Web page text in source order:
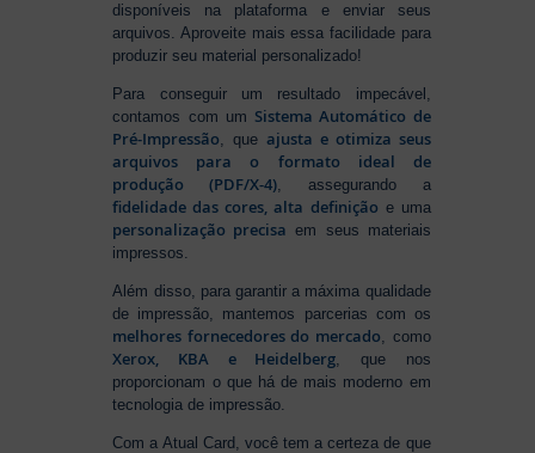
disponíveis na plataforma e enviar seus
arquivos. Aproveite mais essa facilidade para
produzir seu material personalizado!
Para conseguir um resultado impecável,
contamos com um Sistema Automático de
Pré-Impressão, queajusta e otimiza seus
arquivos para o formato ideal de
produção (PDF/X-4), assegurando a
fidelidade das cores, alta definição e uma
personalização precisa em seus materiais
impressos.
Além disso, para garantir a máxima qualidade
de impressão, mantemos parcerias com os
melhores fornecedores do mercado , como
Xerox, KBA e Heidelberg , que nos
proporcionam o que há de mais moderno em
tecnologia de impressão.
Com a Atual Card, você tem a certeza de que